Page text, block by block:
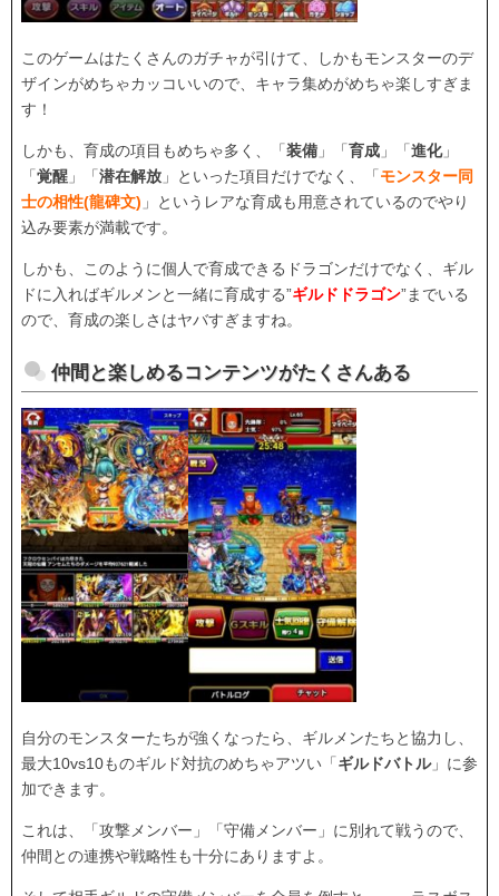
このゲームはたくさんのガチャが引けて、しかもモンスターのデ
ザインがめちゃカッコいいので、キャラ集めがめちゃ楽しすぎま
す！
しかも、育成の項目もめちゃ多く、「装備 」「育成 」「進化」
「覚醒 」「潜在解放 」といった項目だけでなく、「モンスター同
士の相性(龍碑文) 」というレアな育成も用意されているのでやり
込み要素が満載です。
しかも、このように個人で育成できるドラゴンだけでなく、ギル
ドに入ればギルメンと一緒に育成する”ギルドドラゴン”までいる
ので、育成の楽しさはヤバすぎますね。
仲間と楽しめるコンテンツがたくさんある
自分のモンスターたちが強くなったら、ギルメンたちと協力し、
最大10vs10ものギルド対抗のめちゃアツい「ギルドバトル」に参
加できます。
これは、「攻撃メンバー」「守備メンバー」に別れて戦うので、
仲間との連携や戦略性も十分にありますよ。